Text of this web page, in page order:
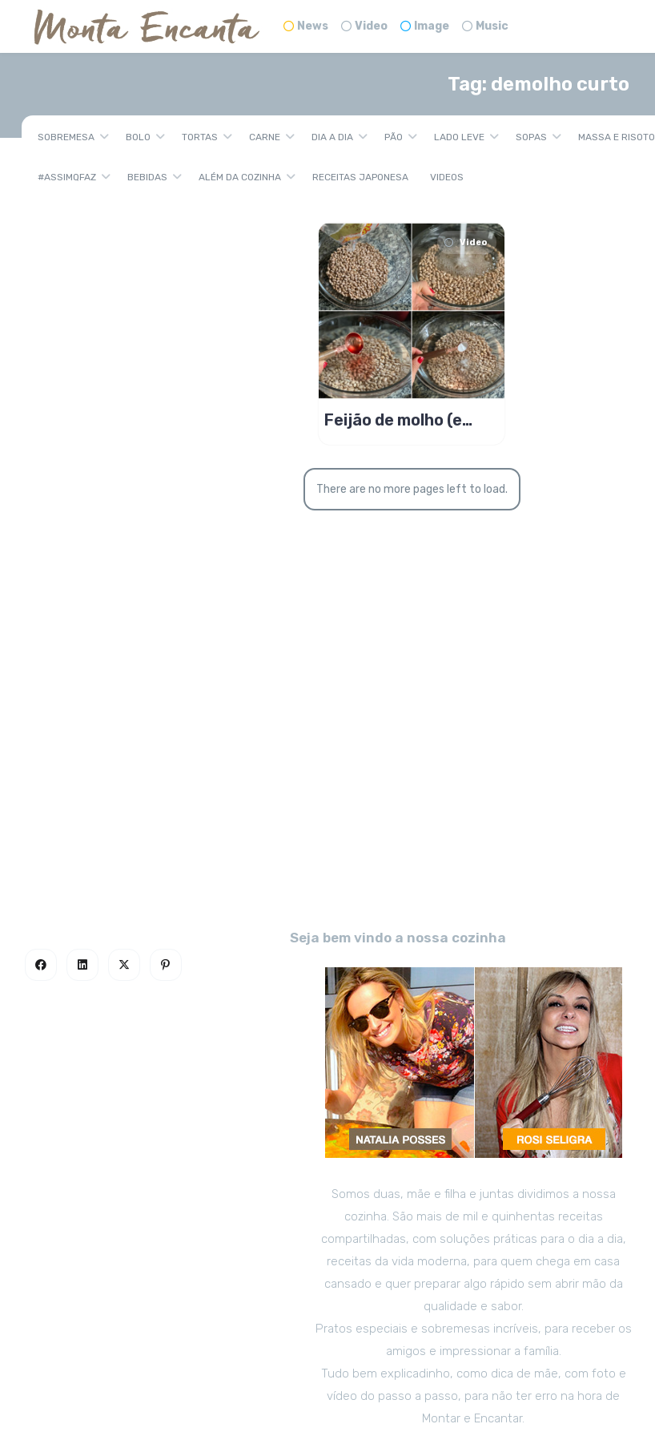
News Video Image Music
Tag: demolho curto
SOBREMESA BOLO TORTAS CARNE DIA A DIA PÃO LADO LEVE SOPAS MASSA E RISOTO
#ASSIMQFAZ BEBIDAS ALÉM DA COZINHA RECEITAS JAPONESA VIDEOS
Video
Feijão de molho (e
There are no more pages left to load.
Seja bem vindo a nossa cozinha
Somos duas, mãe e filha e juntas dividimos a nossa
cozinha. São mais de mil e quinhentas receitas
compartilhadas, com soluções práticas para o dia a dia,
receitas da vida moderna, para quem chega em casa
cansado e quer preparar algo rápido sem abrir mão da
qualidade e sabor.
Pratos especiais e sobremesas incríveis, para receber os
amigos e impressionar a família.
Tudo bem explicadinho, como dica de mãe, com foto e
vídeo do passo a passo, para não ter erro na hora de
Montar e Encantar.